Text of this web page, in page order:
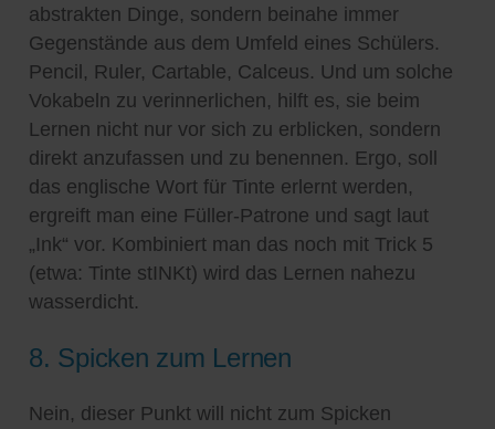
abstrakten Dinge, sondern beinahe immer
Gegenstände aus dem Umfeld eines Schülers.
Pencil, Ruler, Cartable, Calceus. Und um solche
Vokabeln zu verinnerlichen, hilft es, sie beim
Lernen nicht nur vor sich zu erblicken, sondern
direkt anzufassen und zu benennen. Ergo, soll
das englische Wort für Tinte erlernt werden,
ergreift man eine Füller-Patrone und sagt laut
„Ink“ vor. Kombiniert man das noch mit Trick 5
(etwa: Tinte stINKt) wird das Lernen nahezu
wasserdicht.
8. Spicken zum Lernen
Nein, dieser Punkt will nicht zum Spicken